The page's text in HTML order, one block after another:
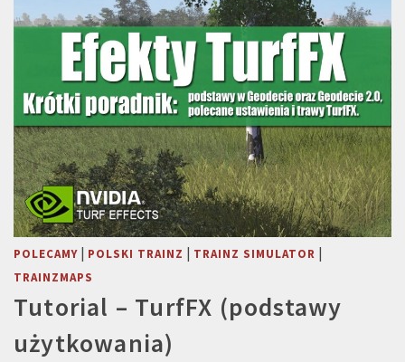
POLECAMY | POLSKI TRAINZ | TRAINZ SIMULATOR |
TRAINZMAPS
Tutorial – TurfFX (podstawy
użytkowania)